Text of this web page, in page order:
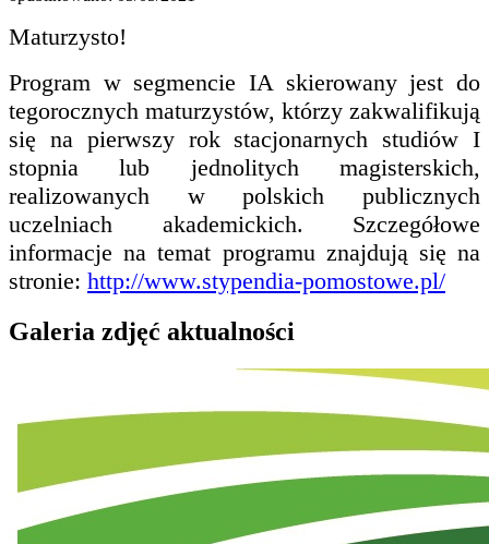
Maturzysto!
Program w segmencie IA skierowany jest do
tegorocznych maturzystów, którzy zakwalifikują
się na pierwszy rok stacjonarnych studiów I
stopnia lub jednolitych magisterskich,
realizowanych w polskich publicznych
uczelniach akademickich. Szczegółowe
informacje na temat programu znajdują się na
stronie: http://www.stypendia-pomostowe.pl/
Galeria zdjęć aktualności